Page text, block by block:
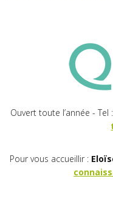
Ouvert toute l’année -
Pour vous accueillir :